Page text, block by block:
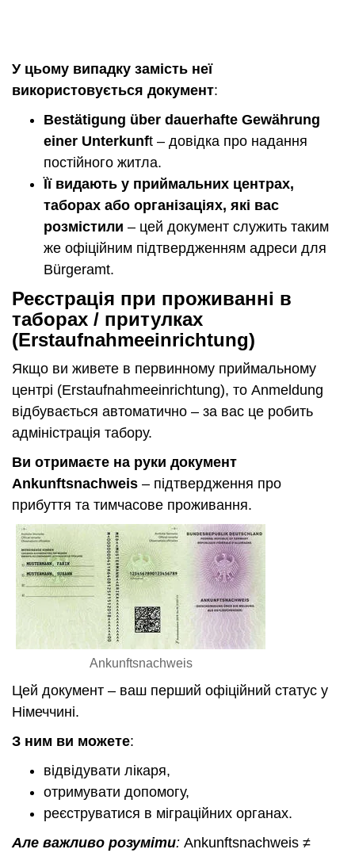
У цьому випадку замість неї
використовується документ:
Bestätigung über dauerhafte Gewährung
einer Unterkunft – довідка про надання
постійного житла.
Її видають у приймальних центрах,
таборах або організаціях, які вас
розмістили – цей документ служить таким
же офіційним підтвердженням адреси для
Bürgeramt.
Реєстрація при проживанні в
таборах / притулках
(Erstaufnahmeeinrichtung)
Якщо ви живете в первинному приймальному
центрі (Erstaufnahmeeinrichtung), то Anmeldung
відбувається автоматично – за вас це робить
адміністрація табору.
Ви отримаєте на руки документ
Ankunftsnachweis – підтвердження про
прибуття та тимчасове проживання.
Ankunftsnachweis
Цей документ – ваш перший офіційний статус у
Німеччині.
З ним ви можете:
відвідувати лікаря,
отримувати допомогу,
реєструватися в міграційних органах.
Але важливо розуміти: Ankunftsnachweis ≠